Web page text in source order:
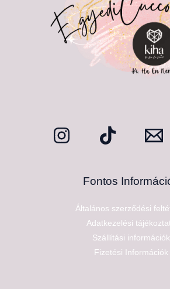
Fontos
Általános szerződési
Adatkezelési
Szállítási információk
Fizetési Információk